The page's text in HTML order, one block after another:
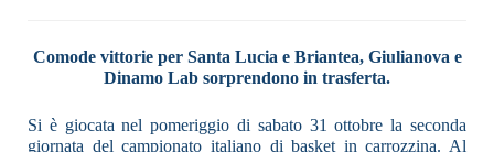
Comode vittorie per Santa Lucia e Briantea, Giulianova e
Dinamo Lab sorprendono in trasferta.
Si è giocata nel pomeriggio di sabato 31 ottobre la seconda
giornata del campionato italiano di basket in carrozzina. Al